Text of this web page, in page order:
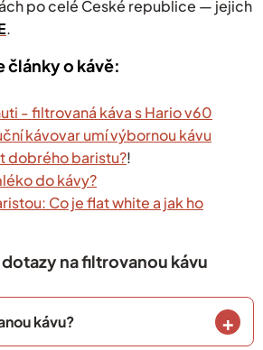
po celé České republice — jejich
.
články o kávě:
- filtrovaná káva s Hario v60
kávovar umí výbornou kávu
dobrého baristu?!
do kávy?
Co je flat white a jak ho
na filtrovanou kávu
kávu?